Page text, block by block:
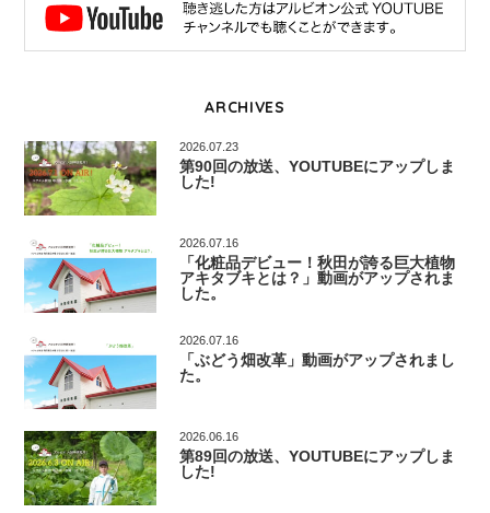
ARCHIVES
2026.07.23
第90回の放送、YOUTUBEにアップしま
した!
2026.07.16
「化粧品デビュー！秋田が誇る巨大植物
アキタブキとは？」動画がアップされま
した。
2026.07.16
「ぶどう畑改革」動画がアップされまし
た。
2026.06.16
第89回の放送、YOUTUBEにアップしま
した!